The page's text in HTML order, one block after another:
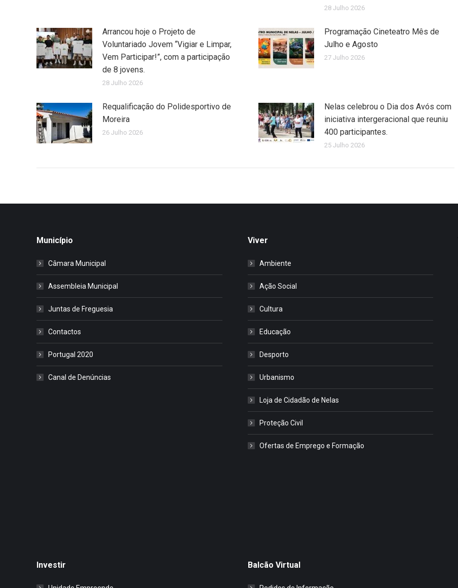
28 Julho 2026
Arrancou hoje o Projeto de
Voluntariado Jovem “Vigiar e Limpar,
Vem Participar!”, com a participação
de 8 jovens.
28 Julho 2026
Programação Cineteatro Mês de
Julho e Agosto
27 Julho 2026
Requalificação do Polidesportivo de
Moreira
26 Julho 2026
Nelas celebrou o Dia dos Avós com
iniciativa intergeracional que reuniu
400 participantes.
25 Julho 2026
Município
Câmara Municipal
Assembleia Municipal
Juntas de Freguesia
Contactos
Portugal 2020
Canal de Denúncias
Viver
Ambiente
Ação Social
Cultura
Educação
Desporto
Urbanismo
Loja de Cidadão de Nelas
Proteção Civil
Ofertas de Emprego e Formação
Investir Balcão Virtual